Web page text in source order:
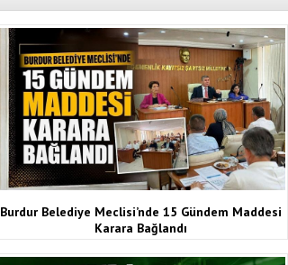
Burdur Belediye Meclisi’nde 15 Gündem Maddesi
Karara Bağlandı